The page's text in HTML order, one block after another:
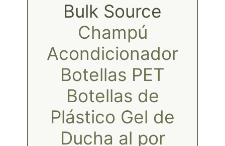
Bulk Source
Champú
Acondicionador
Botellas PET
Botellas de
Plástico Gel de
Ducha al por